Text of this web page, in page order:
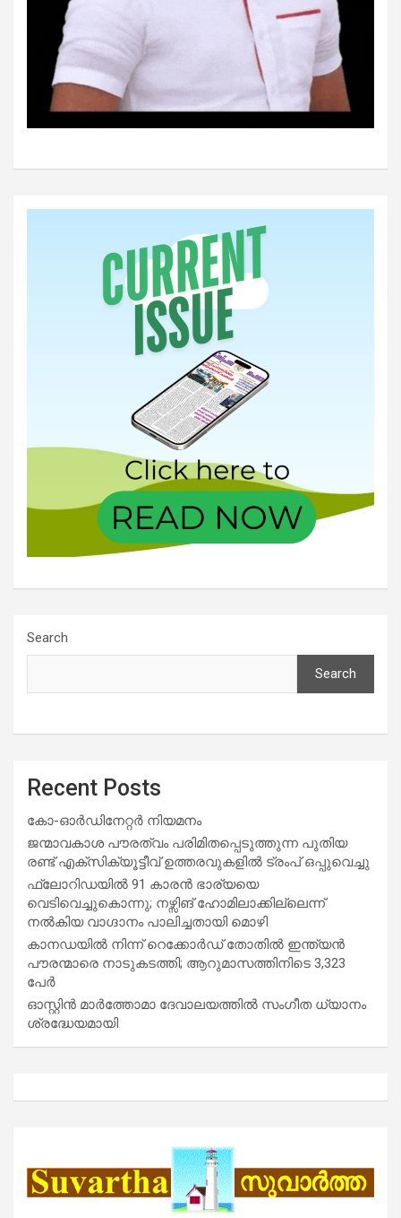
Search
Search
Recent Posts
കോ-ഓർഡിനേറ്റർ നിയമനം
ജന്മാവകാശ പൗരത്വം പരിമിതപ്പെടുത്തുന്ന പുതിയ
രണ്ട് എക്സിക്യൂട്ടീവ് ഉത്തരവുകളിൽ ട്രംപ് ഒപ്പുവെച്ചു
ഫ്ലോറിഡയിൽ 91 കാരൻ ഭാര്യയെ
വെടിവെച്ചുകൊന്നു; നഴ്സിങ് ഹോമിലാക്കില്ലെന്ന്
നൽകിയ വാഗ്ദാനം പാലിച്ചതായി മൊഴി
കാനഡയിൽ നിന്ന് റെക്കോർഡ് തോതിൽ ഇന്ത്യൻ
പൗരന്മാരെ നാടുകടത്തി; ആറുമാസത്തിനിടെ 3,323
പേർ
ഓസ്റ്റിൻ മാർത്തോമാ ദേവാലയത്തിൽ സംഗീത ധ്യാനം
ശ്രദ്ധേയമായി